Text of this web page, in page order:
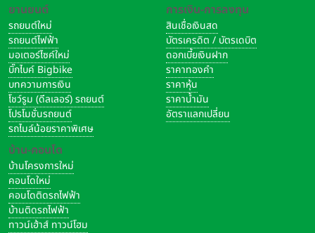
ยานยนต์
รถยนต์ใหม่
รถยนต์ไฟฟ้า
มอเตอร์ไซค์ใหม่
บิ๊กไบค์ Bigbike
บทความการเงิน
โชว์รูม (ดีลเลอร์) รถยนต์
โปรโมชั่นรถยนต์
รถไมล์น้อยราคาพิเศษ
บ้าน-คอนโด
บ้านโครงการใหม่
คอนโดใหม่
คอนโดติดรถไฟฟ้า
บ้านติดรถไฟฟ้า
ทาวน์เฮ้าส์ ทาวน์โฮม
การเงิน-การลงทุน
สินเชื่อเงินสด
บัตรเครดิต / บัตรเดบิต
ดอกเบี้ยเงินฝาก
ราคาทองคำ
ราคาหุ้น
ราคาน้ำมัน
อัตราแลกเปลี่ยน